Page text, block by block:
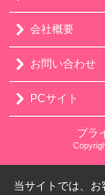
会社概要
お問い合わせ
PCサイト
プラ
当サイトでは、